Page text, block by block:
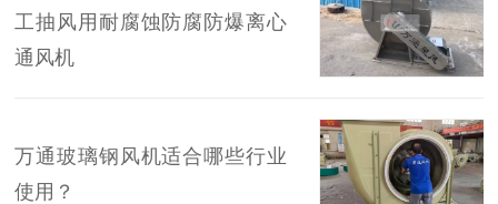
工抽风用耐腐蚀防腐防爆离心
通风机
万通玻璃钢风机适合哪些行业
使用？